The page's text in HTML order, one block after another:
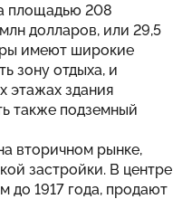
площадью 208
долларов, или 29,5
имеют широкие
зону отдыха, и
этажах здания
также подземный
вторичном рынке,
застройки. В центре
до 1917 года, продают